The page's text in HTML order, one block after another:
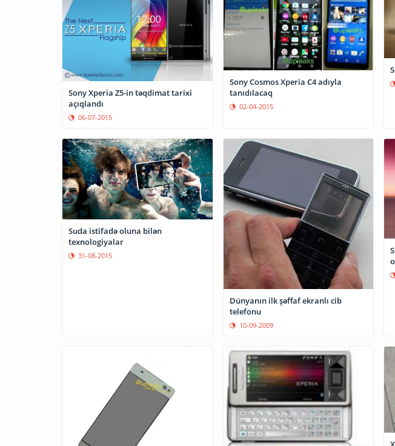
Sony Xperia Z5-in təqdimat tarixi
açıqlandı
06-07-2015
Sony Cosmos Xperia C4 adıyla
tanıdılacaq
02-04-2015
Suda istifadə oluna bilən
texnologiyalar
31-08-2015
Dünyanın ilk şəffaf ekranlı cib
telefonu
10-09-2009